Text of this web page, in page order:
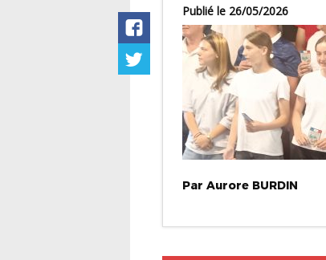
Publié le 26/05/2026
Par Aurore BURDIN